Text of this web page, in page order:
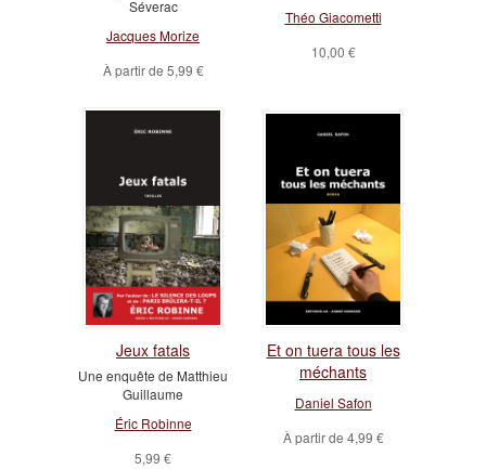
Séverac
Jacques Morize
À partir de 5,99 €
Théo Giacometti
10,00 €
Jeux fatals
Une enquête de Matthieu
Guillaume
Éric Robinne
5,99 €
Et on tuera tous les
méchants
Daniel Safon
À partir de 4,99 €